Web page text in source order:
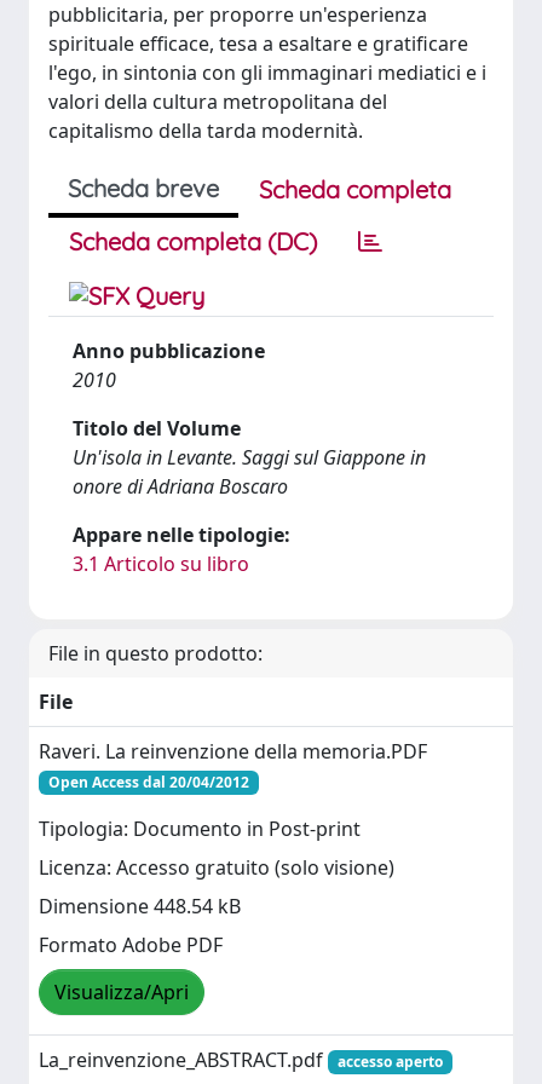
pubblicitaria, per proporre un'esperienza
spirituale efficace, tesa a esaltare e gratificare
l'ego, in sintonia con gli immaginari mediatici e i
valori della cultura metropolitana del
capitalismo della tarda modernità.
Scheda breve
Scheda completa
Scheda completa (DC)
Anno pubblicazione
2010
Titolo del Volume
Un'isola in Levante. Saggi sul Giappone in
onore di Adriana Boscaro
Appare nelle tipologie:
3.1 Articolo su libro
File in questo prodotto:
File
Raveri. La reinvenzione della memoria.PDF
Open Access dal 20/04/2012
Tipologia: Documento in Post-print
Licenza: Accesso gratuito (solo visione)
Dimensione 448.54 kB
Formato Adobe PDF
Visualizza/Apri
La_reinvenzione_ABSTRACT.pdf accesso aperto